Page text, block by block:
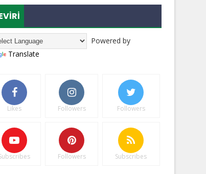
Powered by
Translate
Likes Followers Followers
Followers Subscribes